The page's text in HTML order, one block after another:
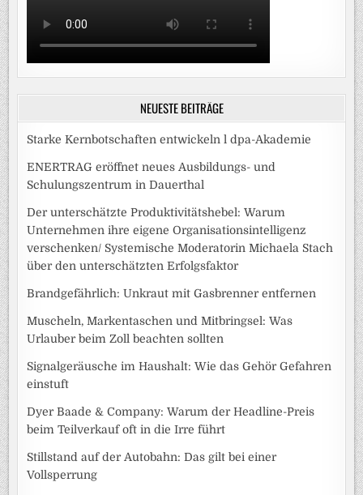
NEUESTE BEITRÄGE
Starke Kernbotschaften entwickeln l dpa-Akademie
ENERTRAG eröffnet neues Ausbildungs- und
Schulungszentrum in Dauerthal
Der unterschätzte Produktivitätshebel: Warum
Unternehmen ihre eigene Organisationsintelligenz
verschenken/ Systemische Moderatorin Michaela Stach
über den unterschätzten Erfolgsfaktor
Brandgefährlich: Unkraut mit Gasbrenner entfernen
Muscheln, Markentaschen und Mitbringsel: Was
Urlauber beim Zoll beachten sollten
Signalgeräusche im Haushalt: Wie das Gehör Gefahren
einstuft
Dyer Baade & Company: Warum der Headline-Preis
beim Teilverkauf oft in die Irre führt
Stillstand auf der Autobahn: Das gilt bei einer
Vollsperrung